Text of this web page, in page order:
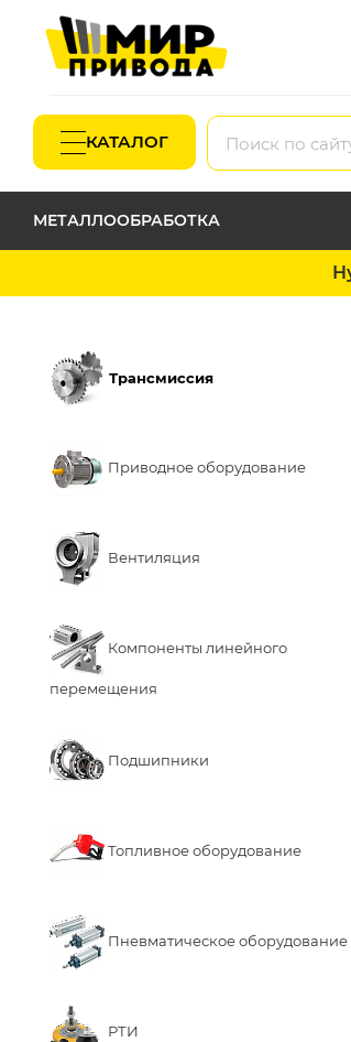
КАТАЛОГ
МЕТАЛЛООБРАБОТКА
Трансмиссия
Приводное оборудование
Вентиляция
Компоненты линейного
перемещения
Подшипники
Топливное оборудование
Пневматическое оборудование
РТИ